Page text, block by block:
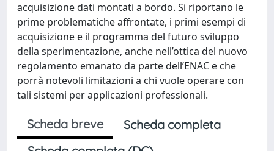
acquisizione dati montati a bordo. Si riportano le
prime problematiche affrontate, i primi esempi di
acquisizione e il programma del futuro sviluppo
della sperimentazione, anche nell’ottica del nuovo
regolamento emanato da parte dell’ENAC e che
porrà notevoli limitazioni a chi vuole operare con
tali sistemi per applicazioni professionali.
Scheda breve
Scheda completa